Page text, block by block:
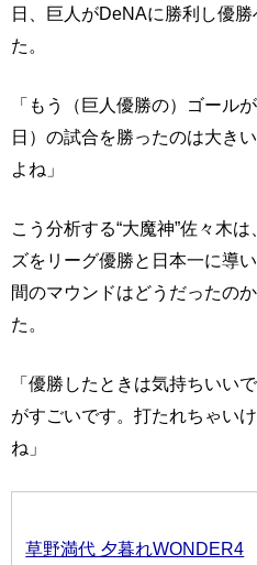
日、巨人がDeNAに勝利し優
た。
「もう（巨人優勝の）ゴール
日）の試合を勝ったのは大き
よね」
こう分析する“大魔神”佐々木
ズをリーグ優勝と日本一に導
間のマウンドはどうだったの
た。
「優勝したときは気持ちいい
がすごいです。打たれちゃい
ね」
草野満代 夕暮れWONDER4